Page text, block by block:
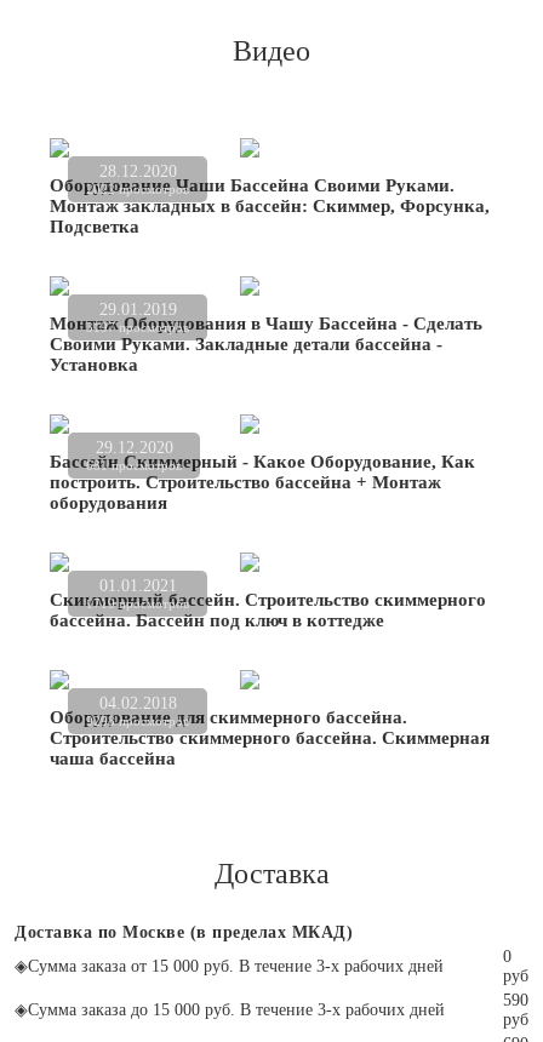
Видео
28.12.2020
2022 просмотров
Оборудование Чаши Бассейна Своими Руками.
Монтаж закладных в бассейн: Скиммер, Форсунка,
Подсветка
29.01.2019
3197 просмотров
Монтаж Оборудования в Чашу Бассейна - Сделать
Своими Руками. Закладные детали бассейна -
Установка
29.12.2020
681 просмотров
Бассейн Скиммерный - Какое Оборудование, Как
построить. Строительство бассейна + Монтаж
оборудования
01.01.2021
1719 просмотров
Скиммерный бассейн. Строительство скиммерного
бассейна. Бассейн под ключ в коттедже
04.02.2018
9298 просмотров
Оборудование для скиммерного бассейна.
Строительство скиммерного бассейна. Скиммерная
чаша бассейна
Доставка
Доставка по Москве (в пределах МКАД)
◈Сумма заказа от 15 000 руб. В течение 3-х рабочих дней
0
руб
◈Сумма заказа до 15 000 руб. В течение 3-х рабочих дней
590
руб